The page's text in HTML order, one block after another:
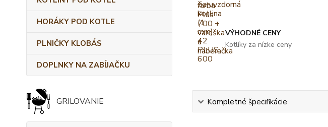
HORÁKY POD KOTLE
PLNIČKY KLOBÁS
DOPLNKY NA ZABÍJAČKU
GRILOVANIE
VÝHODNÉ CENY
Kotlíky za nízke ceny
Kompletné špecifikácie